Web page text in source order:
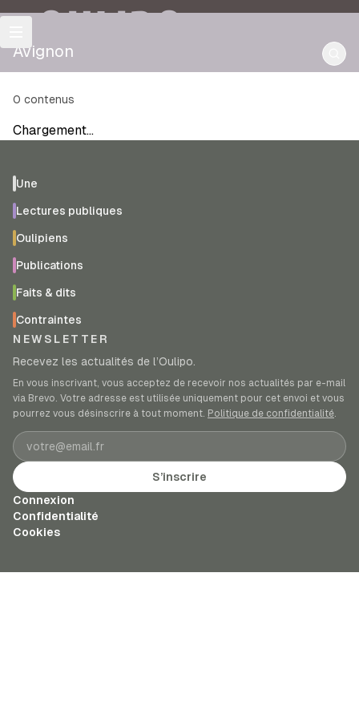
OULIPO
Avignon
0 contenus
Chargement…
Une
Lectures publiques
Oulipiens
Publications
Faits & dits
Contraintes
NEWSLETTER
Recevez les actualités de l’Oulipo.
En vous inscrivant, vous acceptez de recevoir nos actualités par e-mail
via Brevo. Votre adresse est utilisée uniquement pour cet envoi et vous
pourrez vous désinscrire à tout moment. Politique de confidentialité.
Adresse e-mail
S’inscrire
Connexion
Confidentialité
Cookies